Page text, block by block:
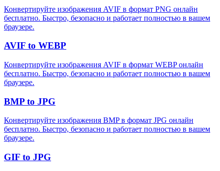
Конвертируйте изображения AVIF в формат PNG онлайн
бесплатно. Быстро, безопасно и работает полностью в вашем
браузере.
AVIF to WEBP
Конвертируйте изображения AVIF в формат WEBP онлайн
бесплатно. Быстро, безопасно и работает полностью в вашем
браузере.
BMP to JPG
Конвертируйте изображения BMP в формат JPG онлайн
бесплатно. Быстро, безопасно и работает полностью в вашем
браузере.
GIF to JPG